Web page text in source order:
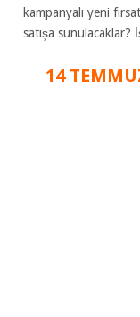
kampanyalı yeni
satışa sunulacaklar?
14